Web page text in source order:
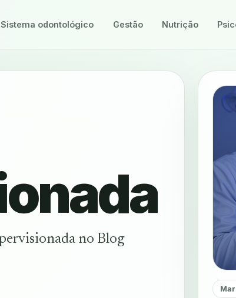
Sistema odontológico Gestão Nutrição
no Blog